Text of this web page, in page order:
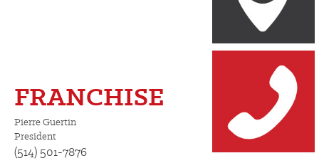
FRANCHISE
Pierre Guertin
President
(514) 501-7876